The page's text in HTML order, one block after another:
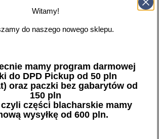
Witamy!
do naszego nowego sklepu.
mamy program darmowej
do DPD Pickup od 50 pln
oraz paczki bez gabarytów od
150 pln
części blacharskie mamy
wysyłkę od 600 pln.